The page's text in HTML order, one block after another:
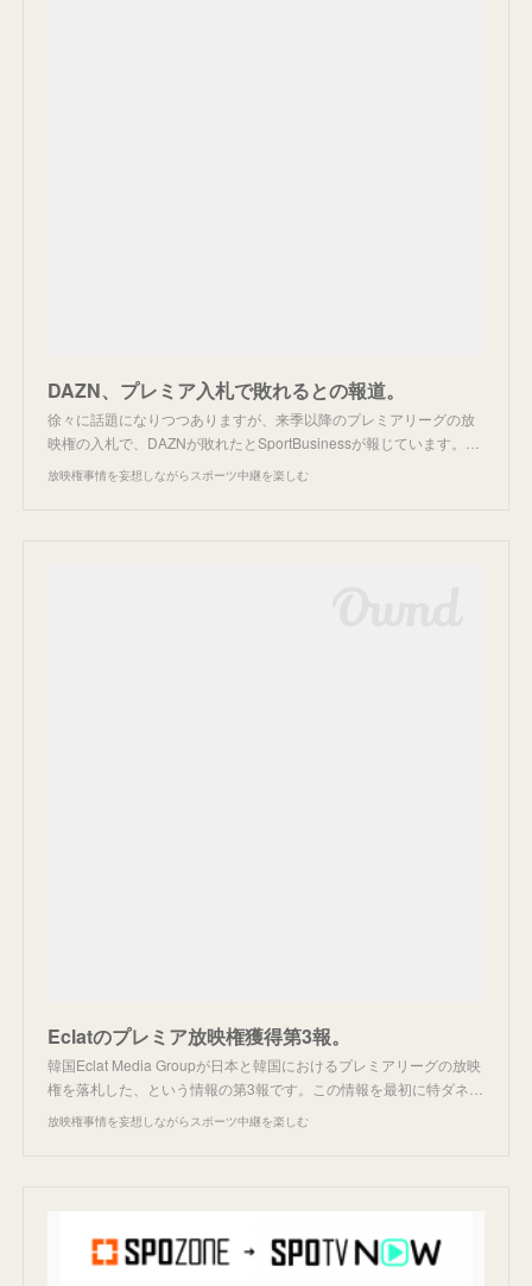
DAZN、プレミア入札で敗れるとの報道。
徐々に話題になりつつありますが、来季以降のプレミアリーグの放
映権の入札で、DAZNが敗れたとSportBusinessが報じています。…
放映権事情を妄想しながらスポーツ中継を楽しむ
Eclatのプレミア放映権獲得第3報。
韓国Eclat Media Groupが日本と韓国におけるプレミアリーグの放映
権を落札した、という情報の第3報です。この情報を最初に特ダネ…
放映権事情を妄想しながらスポーツ中継を楽しむ